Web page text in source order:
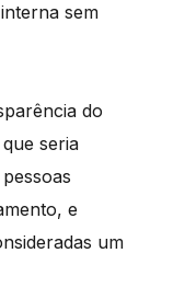
sem
do
seria
e
um